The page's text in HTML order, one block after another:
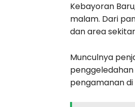
Kebayoran
malam. Dari
dan area
Munculnya
penggeledahan
pengamanan